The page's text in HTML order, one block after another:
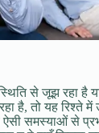
से जूझ रहा है
है, तो यह रिश्ते में
समस्याओं से